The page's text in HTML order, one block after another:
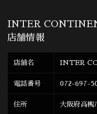
INTER
店舗情報
店舗名 INTER
電話番号 072-697-
住所 大阪府高槻